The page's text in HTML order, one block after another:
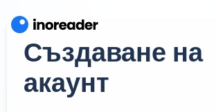
Създаване на
акаунт